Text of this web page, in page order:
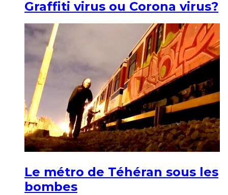
Graffiti virus ou Corona virus?
Le métro de Téhéran sous les
bombes